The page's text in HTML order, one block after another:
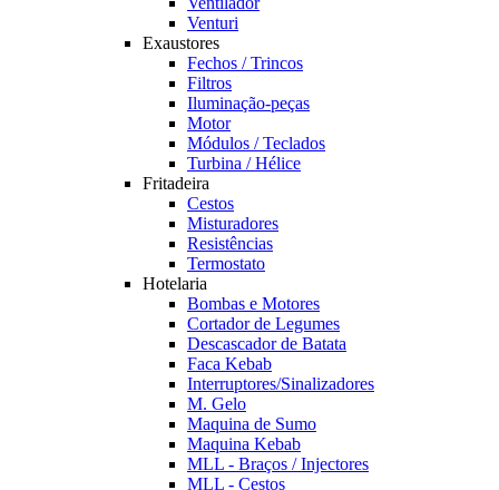
Venturi
Exaustores
Fechos / Trincos
Filtros
Iluminação-peças
Motor
Módulos / Teclados
Turbina / Hélice
Fritadeira
Cestos
Misturadores
Resistências
Termostato
Hotelaria
Bombas e Motores
Cortador de Legumes
Descascador de Batata
Faca Kebab
Interruptores/Sinalizadores
M. Gelo
Maquina de Sumo
Maquina Kebab
MLL - Braços / Injectores
MLL - Cestos